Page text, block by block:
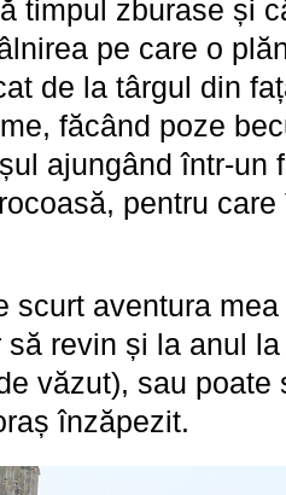
timpul zburase și
pe care o
de la târgul din
făcând poze
ajungând într-un
pentru care
scurt aventura
să revin și la anul
văzut), sau poate
înzăpezit.